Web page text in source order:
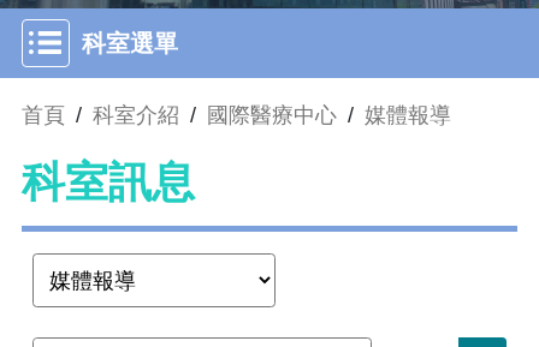
科室選單
首頁 / 科室介紹 / 國際醫療中心 / 媒體報導
科室訊息